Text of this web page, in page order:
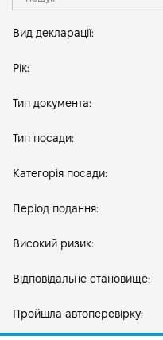
Вид декларації:
Рік:
Тип документа:
Тип посади:
Категорія посади:
Період подання:
Високий ризик:
Відповідальне становище:
Пройшла автоперевірку: